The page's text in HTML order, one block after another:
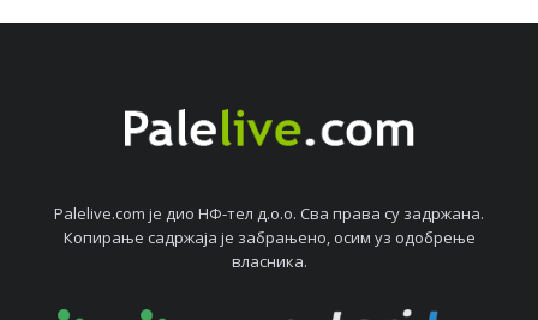
Palelive.com јe дио НФ-тeл д.о.о. Сва права су задржана.
Копирањe садржаја јe забрањeно, осим уз одобрeњe
власника.